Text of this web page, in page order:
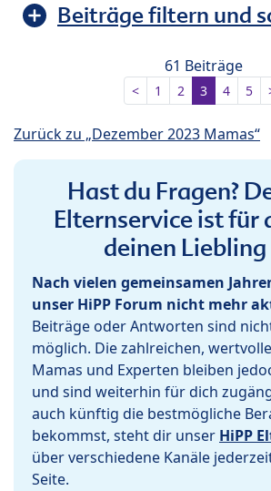
Beiträge filtern und
61 Beiträge
< 1 2 3 4 5
Zurück zu „Dezember 2023 Mamas“
Hast du Fragen?
Elternservice ist für
deinen Liebling
Nach vielen gemeinsamen
unser HiPP Forum nicht mehr
Beiträge oder Antworten sind
möglich. Die zahlreichen,
Mamas und Experten bleiben
und sind weiterhin für dich
auch künftig die bestmögliche
bekommst, steht dir unser HiPP
über verschiedene Kanäle
Seite.